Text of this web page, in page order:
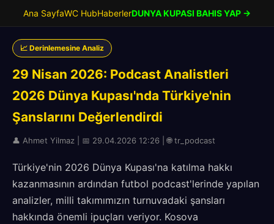
Ana SayfaWC HubHaberlerDUNYA KUPASI BAHIS YAP →
📈 Derinlemesine Analiz
29 Nisan 2026: Podcast Analistleri
2026 Dünya Kupası'nda Türkiye'nin
Şanslarını Değerlendirdi
👤 Ahmet Yilmaz | 📅 29.04.2026 12:26 | 🌐 tr_podcast
Türkiye'nin 2026 Dünya Kupası'na katılma hakkı
kazanmasının ardından futbol podcast'lerinde yapılan
analizler, milli takımımızın turnuvadaki şansları
hakkında önemli ipuçları veriyor. Kosova